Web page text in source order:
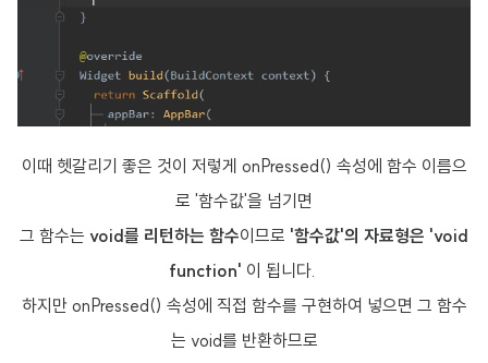
이때 헷갈리기 좋은 것이 저렇게 onPressed() 속성에 함수 이름으
로 '함수값'을 넘기면
그 함수는 void를 리턴하는 함수이므로 '함수값'의 자료형은 'void
function' 이 됩니다.
하지만 onPressed() 속성에 직접 함수를 구현하여 넣으면 그 함수
는 void를 반환하므로